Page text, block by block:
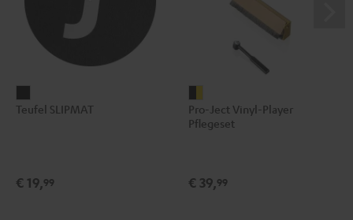
SLIPMAT
Teufel SLIPMAT
€ 19,99
Ject
Vinyl-
Schwarz
Pro-Ject Vinyl-Player
Pflegeset
€ 39,99